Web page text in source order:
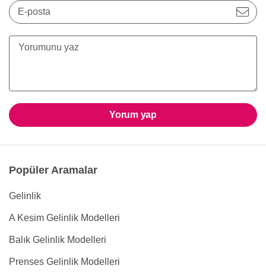
E-posta
Yorum yap
Popüler Aramalar
Gelinlik
A Kesim Gelinlik Modelleri
Balık Gelinlik Modelleri
Prenses Gelinlik Modelleri